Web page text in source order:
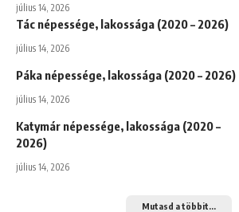
július 14, 2026
Tác népessége, lakossága (2020 – 2026)
július 14, 2026
Páka népessége, lakossága (2020 – 2026)
július 14, 2026
Katymár népessége, lakossága (2020 –
2026)
július 14, 2026
Mutasd a többit...